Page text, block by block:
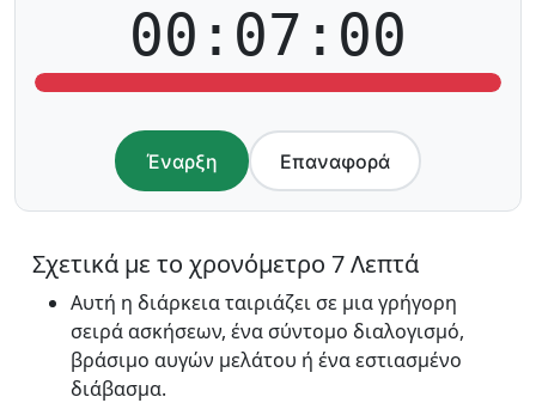
00:07:00
Έναρξη Επαναφορά
Σχετικά με το χρονόμετρο 7 Λεπτά
Αυτή η διάρκεια ταιριάζει σε μια γρήγορη
σειρά ασκήσεων, ένα σύντομο διαλογισμό,
βράσιμο αυγών μελάτου ή ένα εστιασμένο
διάβασμα.